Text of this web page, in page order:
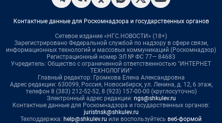
Контактные данные для Роскомнадзора и государственных органов
Сетевое издание «НГС.НОВОСТИ» (18+)
Зарегистрировано Федеральной службой по надзору в сфере связи,
информационных технологий и массовых коммуникаций (Роскомнадзор)
Регистрационный номер ЭЛ № ФС 77— 84683
Учредитель: Общество с ограниченной ответственностью "ИНТЕРНЕТ
ТЕХНОЛОГИИ"
Главный редактор: Громкова Елена Александровна
Адрес редакции: 630099, Россия, Новосибирск, ул. Ленина, д. 12, 6 этаж,
телефон 8 (383) 212-52-52, 8 (923) 157-00-00 (круглосуточно)
Электронный адрес редакции: ngs@shkulev.ru
Контактные данные для Роскомнадзора и государственных органов:
juristnsk@shkulev.ru
Техподдержка: help@shkulev.ru или воспользуйтесь веб-формой